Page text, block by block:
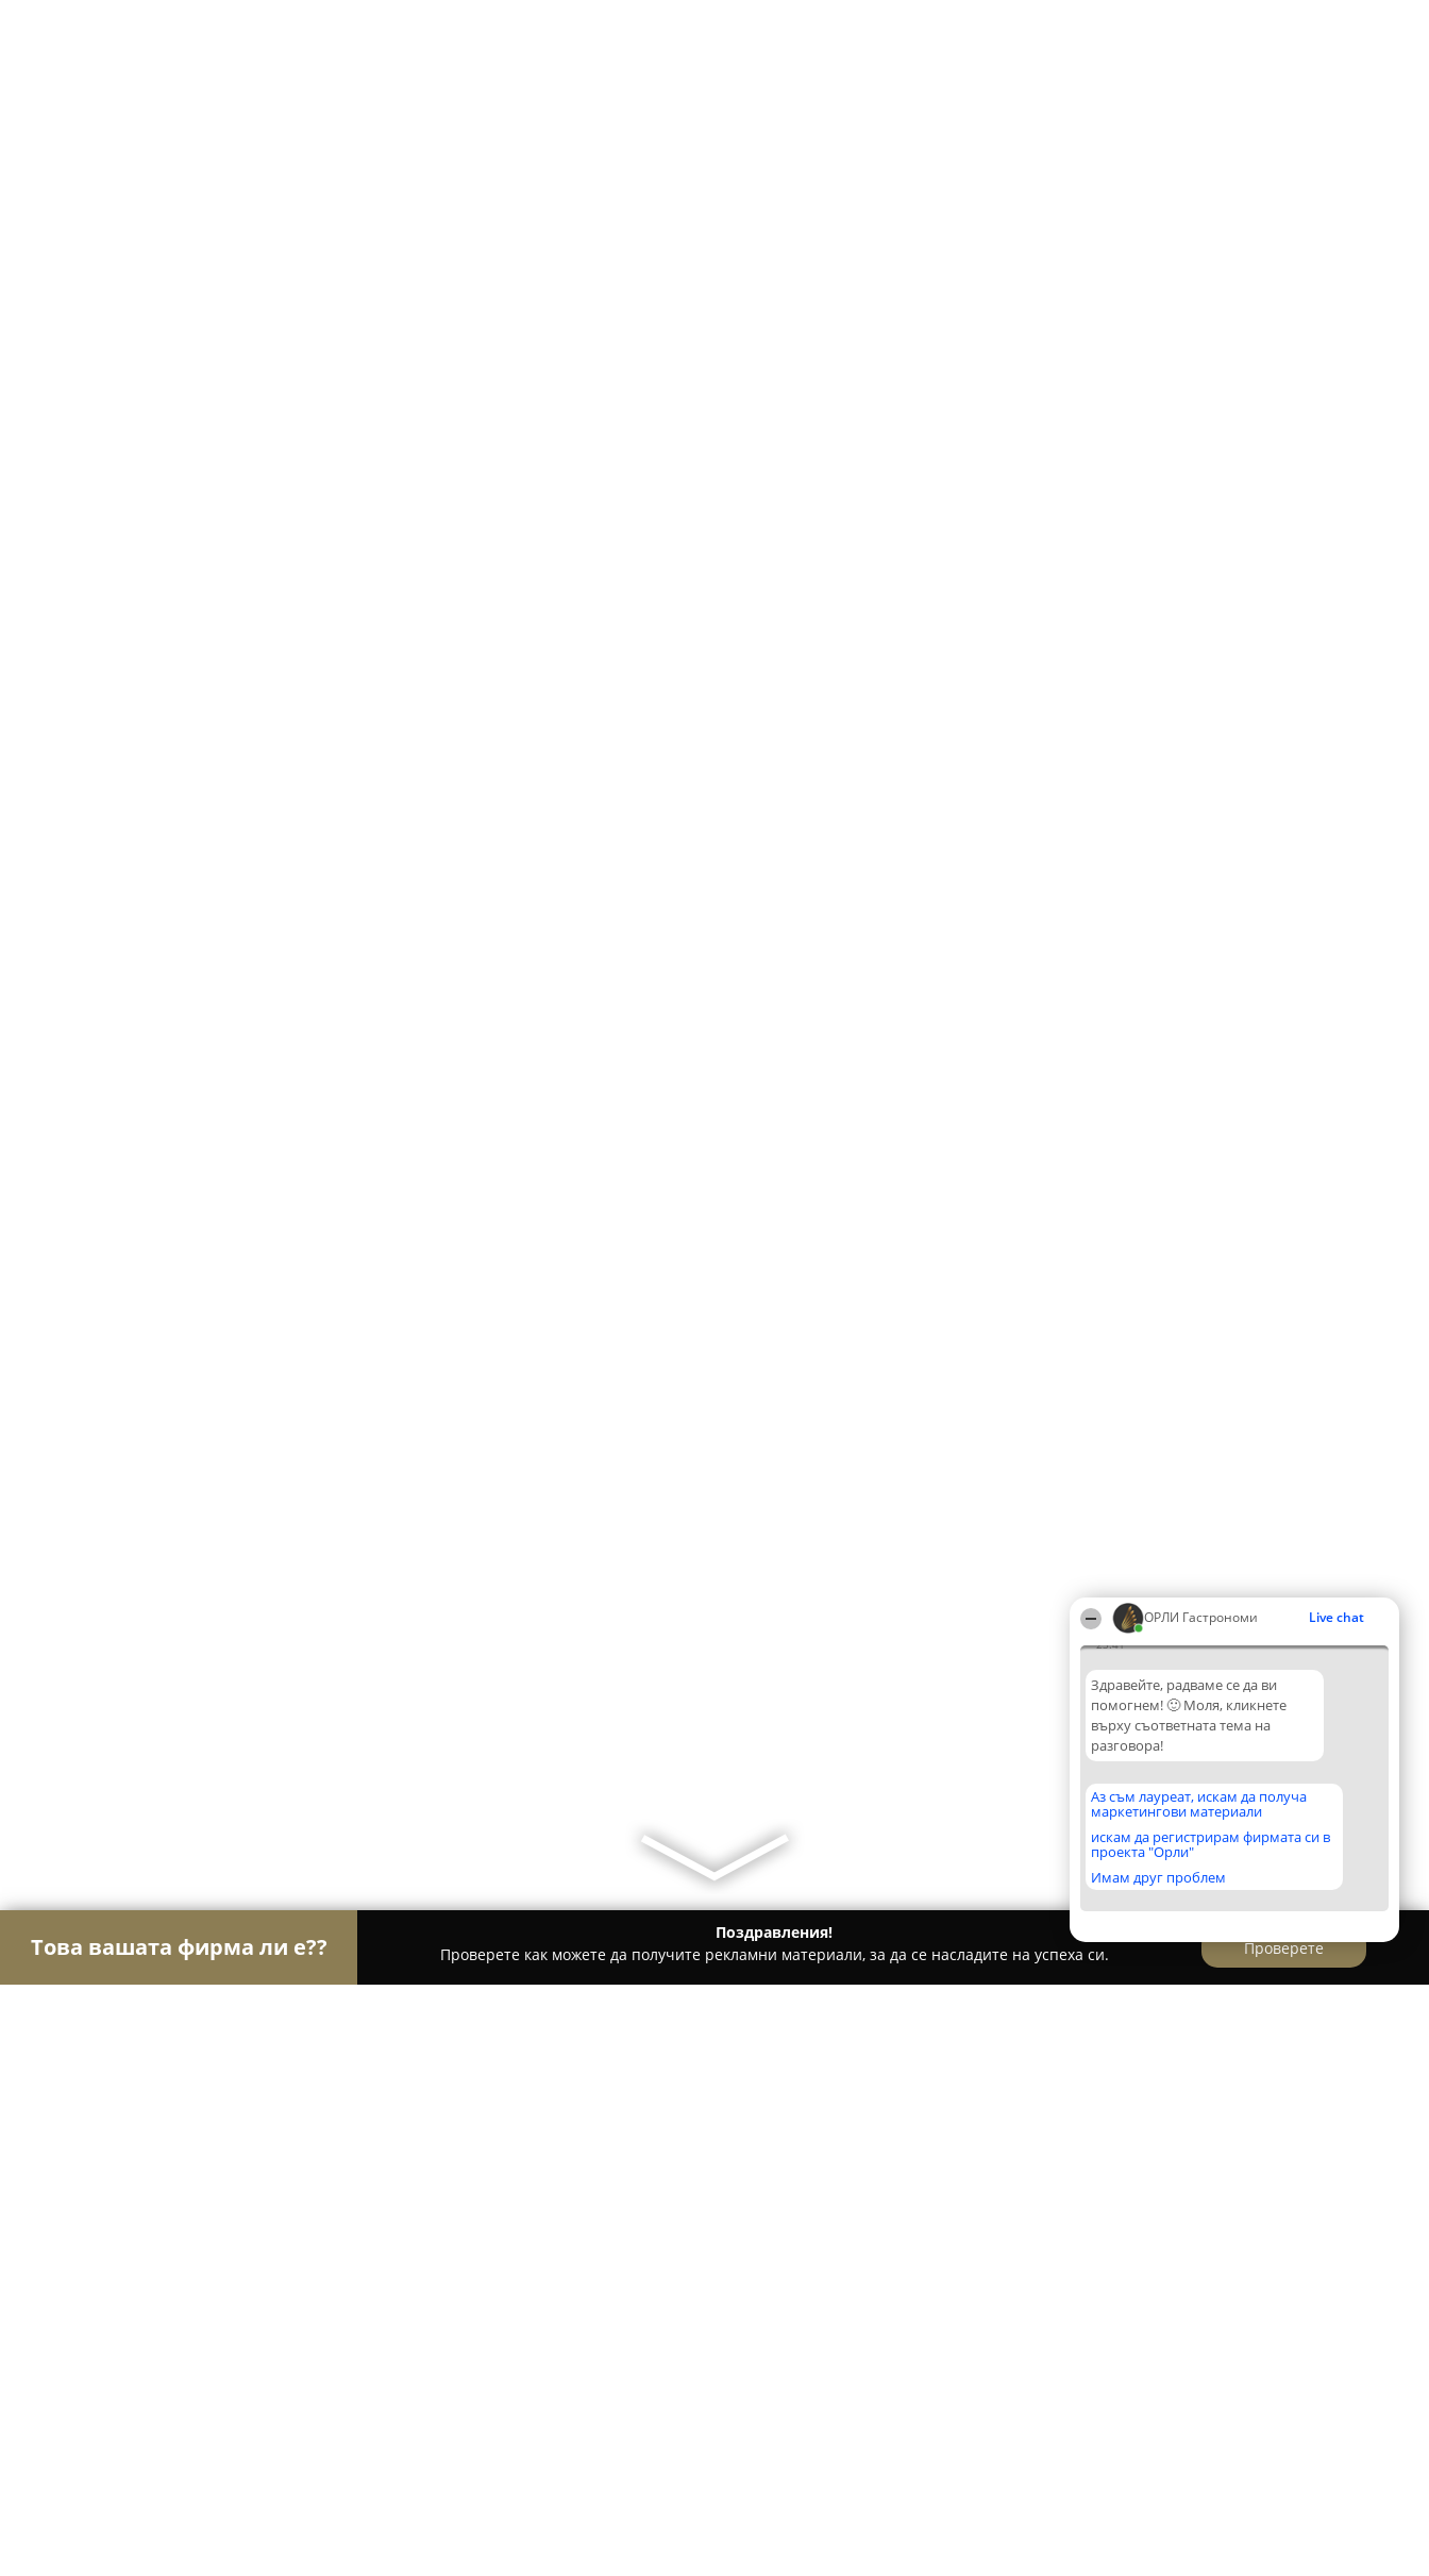
ОРЛИ Гастрономи Live chat
23:41
Здравейте, радваме се да ви
помогнем! 🙂 Моля, кликнете
върху съответната тема на
разговора!
Аз съм лауреат, искам да получа
маркетингови материали
искам да регистрирам фирмата си в
проекта "Орли"
Имам друг проблем
Това вашата фирма ли е??
Поздравления!
Проверете как можете да получите рекламни материали, за да се насладите на успеха си.
Проверете